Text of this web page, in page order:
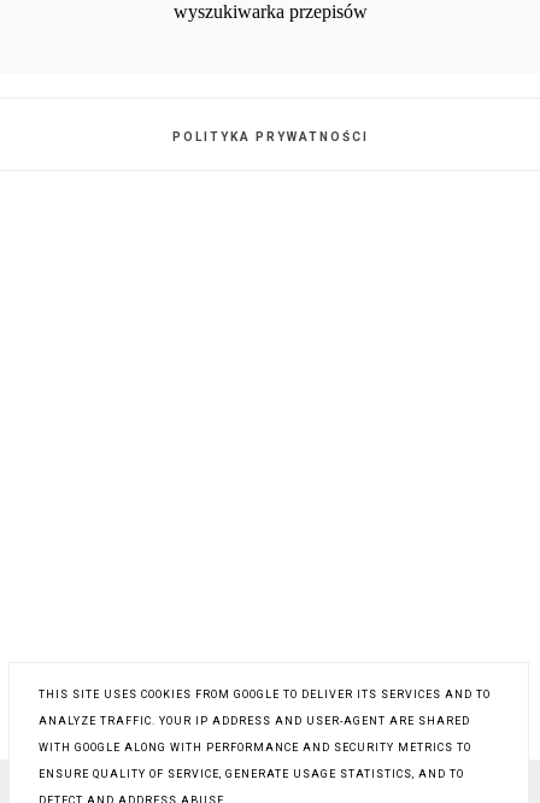
POLITYKA PRYWATNOŚCI
COPYRIGHT ©PROSTY PRZEPIS NA
THIS SITE USES COOKIES FROM GOOGLE TO DELIVER ITS SERVICES AND TO
ANALYZE TRAFFIC. YOUR IP ADDRESS AND USER-AGENT ARE SHARED
WITH GOOGLE ALONG WITH PERFORMANCE AND SECURITY METRICS TO
ENSURE QUALITY OF SERVICE, GENERATE USAGE STATISTICS, AND TO
DETECT AND ADDRESS ABUSE.